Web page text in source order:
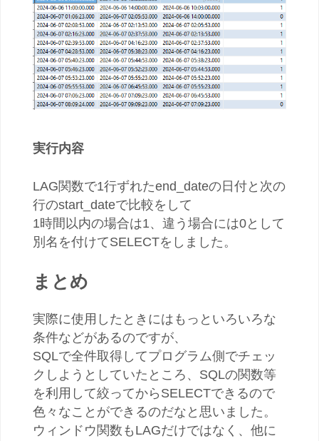
実行内容
LAG関数で1行ずれたend_dateの日付と次の
行のstart_dateで比較をして
1時間以内の場合は1、違う場合には0として
別名を付けてSELECTをしました。
まとめ
実際に使用したときにはもっといろいろな
条件などがあるのですが、
SQLで全件取得してプログラム側でチェッ
クしようとしていたところ、SQLの関数等
を利用して絞ってからSELECTできるので
色々なことができるのだなと思いました。
ウィンドウ関数もLAGだけではなく、他に